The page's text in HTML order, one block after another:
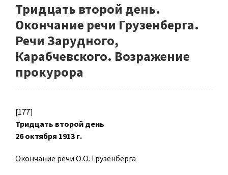
Тридцать второй день.
Окончание речи Грузенберга.
Речи Зарудного,
Карабчевского. Возражение
прокурора
[177]
Тридцать второй день
26 октября 1913 г.
Окончание речи О.О. Грузенберга